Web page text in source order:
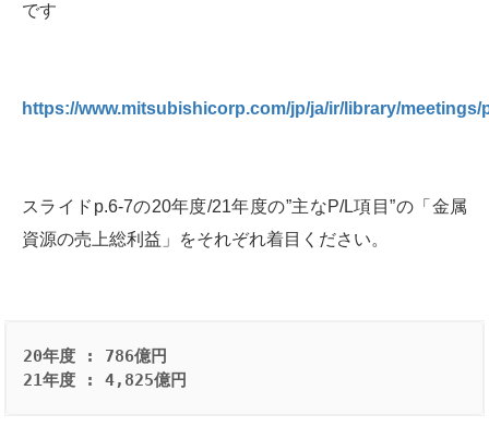
です
https://www.mitsubishicorp.com/jp/ja/ir/library/meetings/
スライドp.6-7の20年度/21年度の”主なP/L項目”の「金属
資源の売上総利益」をそれぞれ着目ください。
20年度 : 786億円
21年度 : 4,825億円